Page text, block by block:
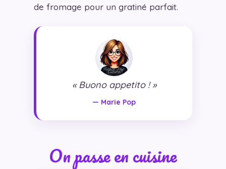
de fromage pour un gratiné parfait.
« Buono appetito ! »
— Marie Pop
On passe en cuisine